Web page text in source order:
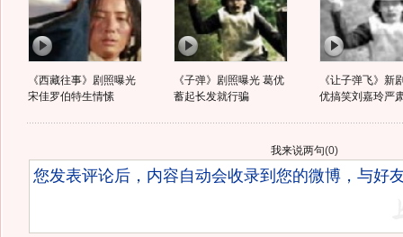
《西藏往事》剧照曝光
宋佳罗伯特生情愫
《子弹》剧照曝光 葛优
蓄起长发就行骗
《让子弹飞》新
优搞笑刘嘉玲严
我来说两句(0)